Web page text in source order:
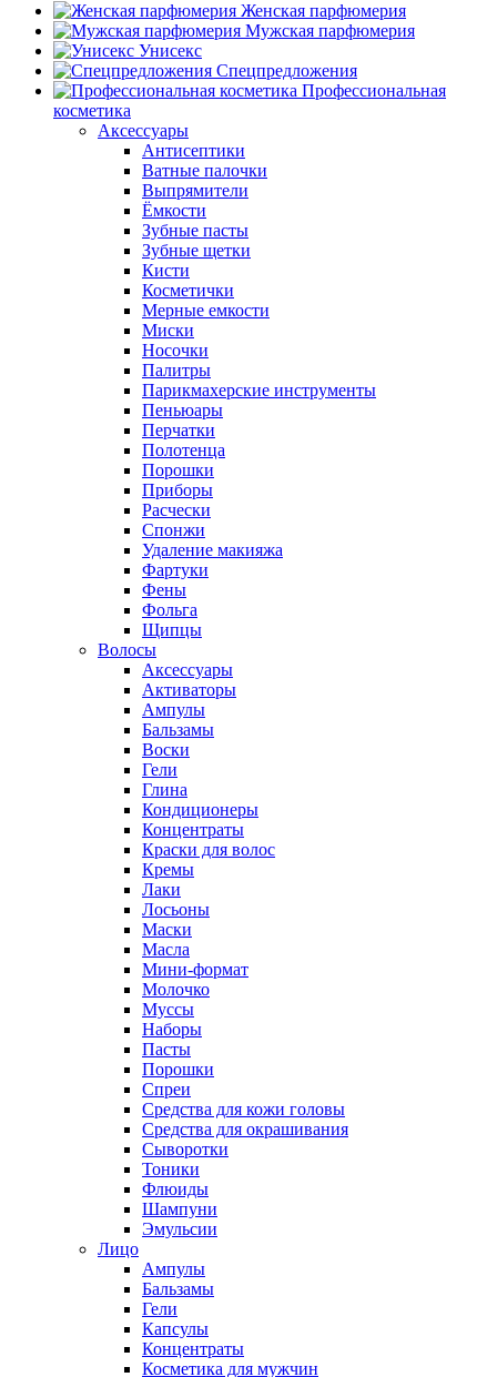
Женская парфюмерия
Мужская парфюмерия
Унисекс
Спецпредложения
Профессиональная
косметика
Аксессуары
Антисептики
Ватные палочки
Выпрямители
Ёмкости
Зубные пасты
Зубные щетки
Кисти
Косметички
Мерные емкости
Миски
Носочки
Палитры
Парикмахерские инструменты
Пеньюары
Перчатки
Полотенца
Порошки
Приборы
Расчески
Спонжи
Удаление макияжа
Фартуки
Фены
Фольга
Щипцы
Волосы
Аксессуары
Активаторы
Ампулы
Бальзамы
Воски
Гели
Глина
Кондиционеры
Концентраты
Краски для волос
Кремы
Лаки
Лосьоны
Маски
Масла
Мини-формат
Молочко
Муссы
Наборы
Пасты
Порошки
Спреи
Средства для кожи головы
Средства для окрашивания
Сыворотки
Тоники
Флюиды
Шампуни
Эмульсии
Лицо
Ампулы
Бальзамы
Гели
Капсулы
Концентраты
Косметика для мужчин